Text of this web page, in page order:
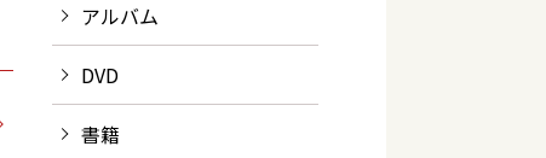
アルバム
DVD
書籍